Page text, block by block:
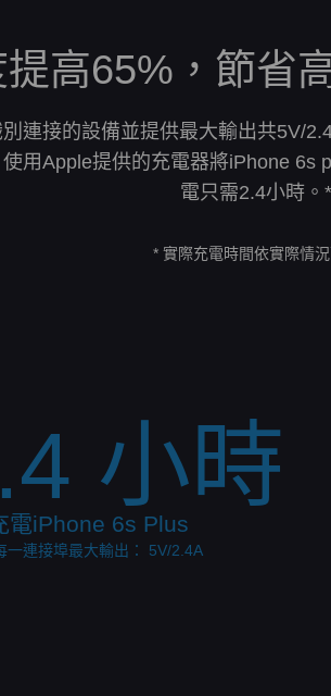
高65%，節省
連接的設備並提供最大輸出共5V/
用Apple提供的充電器將iPhone 6s
電只需2.4小時。*
* 實際充電時間依實際情
小時
電iPhone 6s Plus
一連接埠最大輸出： 5V/2.4A